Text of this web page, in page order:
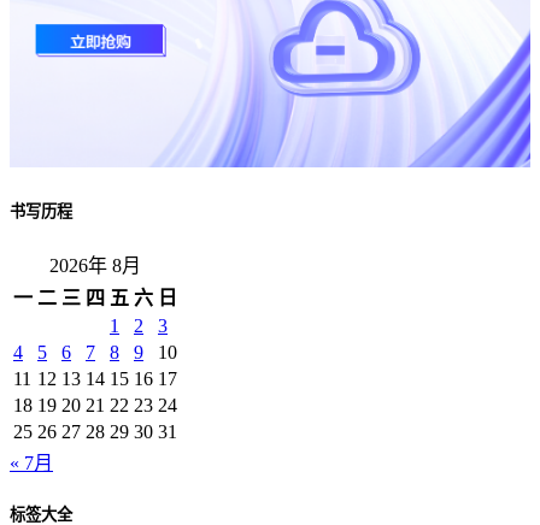
书写历程
2026年 8月
一 二 三 四 五 六 日
1
2
3
4
5 6 7 8 9
10
11 12 13 14 15 16 17
18 19 20 21 22 23 24
25 26 27 28 29 30 31
« 7月
标签大全